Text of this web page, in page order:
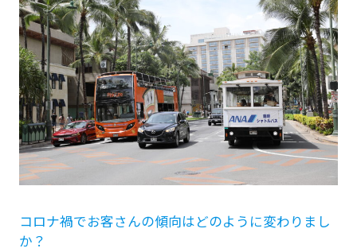
コロナ禍でお客さんの傾向はどのように変わりまし
か？